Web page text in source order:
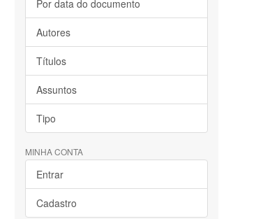
Por data do documento
Autores
Títulos
Assuntos
Tipo
MINHA CONTA
Entrar
Cadastro